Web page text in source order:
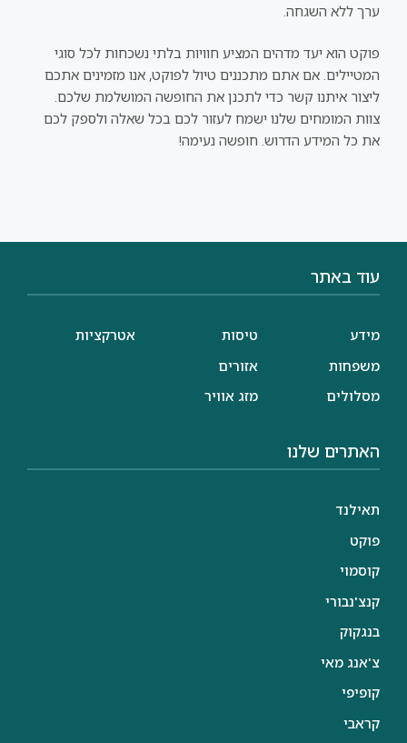
ערך ללא השגחה.
פוקט הוא יעד מדהים המציע חוויות בלתי נשכחות לכל סוגי
המטיילים. אם אתם מתכננים טיול לפוקט, אנו מזמינים אתכם
ליצור איתנו קשר כדי לתכנן את החופשה המושלמת שלכם.
צוות המומחים שלנו ישמח לעזור לכם בכל שאלה ולספק לכם
את כל המידע הדרוש. חופשה נעימה!
עוד באתר
מידע
משפחות
מסלולים
טיסות
אזורים
מזג אוויר
אטרקציות
האתרים שלנו
תאילנד
פוקט
קוסמוי
קנצ'נבורי
בנגקוק
צ'אנג מאי
קופיפי
קראבי